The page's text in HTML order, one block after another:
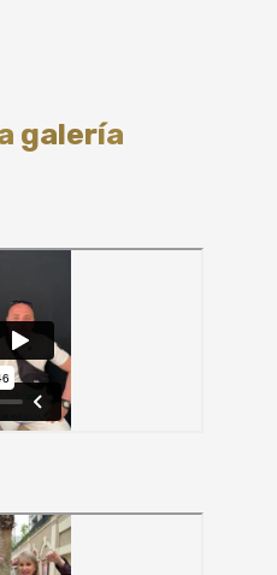
galería